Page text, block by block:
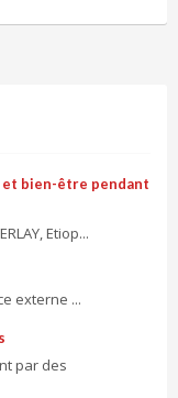
et bien-être pendant
Etiop...
externe ...
par des